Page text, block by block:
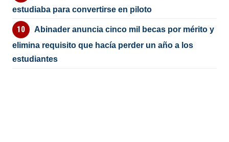
estudiaba para convertirse en piloto
Abinader anuncia cinco mil becas por mérito y
elimina requisito que hacía perder un año a los
estudiantes